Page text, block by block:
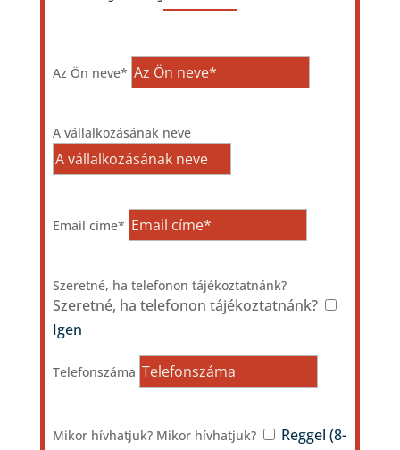
Az Ön neve*
A vállalkozásának neve
Email címe*
Szeretné, ha telefonon tájékoztatnánk?
Szeretné, ha telefonon tájékoztatnánk?
Igen
Telefonszáma
Mikor hívhatjuk? Mikor hívhatjuk?
Reggel (8-